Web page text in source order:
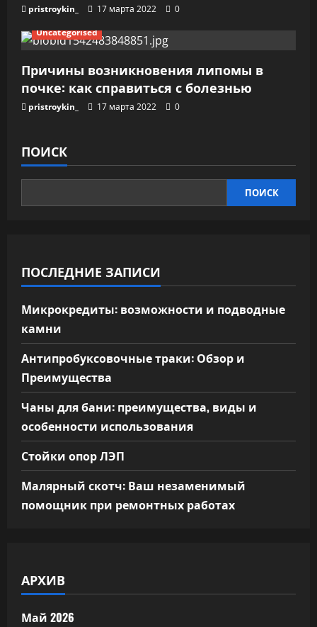
pristroykin_ 17 марта 2022
0
Uncategorised
Причины возникновения липомы в
почке: как справиться с болезнью
pristroykin_ 17 марта 2022 0
ПОИСК
ПОИСК
ПОСЛЕДНИЕ ЗАПИСИ
Микрокредиты: возможности и подводные
камни
Антипробуксовочные траки: Обзор и
Преимущества
Чаны для бани: преимущества, виды и
особенности использования
Стойки опор ЛЭП
Малярный скотч: Ваш незаменимый
помощник при ремонтных работах
АРХИВ
Май 2026